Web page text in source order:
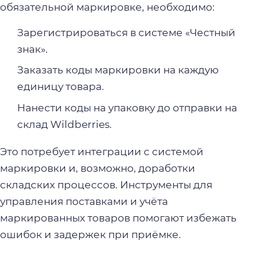
обязательной маркировке, необходимо:
Зарегистрироваться в системе «Честный
знак».
Заказать коды маркировки на каждую
единицу товара.
Нанести коды на упаковку до отправки на
склад Wildberries.
Это потребует интеграции с системой
маркировки и, возможно, доработки
складских процессов. Инструменты для
управления поставками и учёта
маркированных товаров помогают избежать
ошибок и задержек при приёмке.